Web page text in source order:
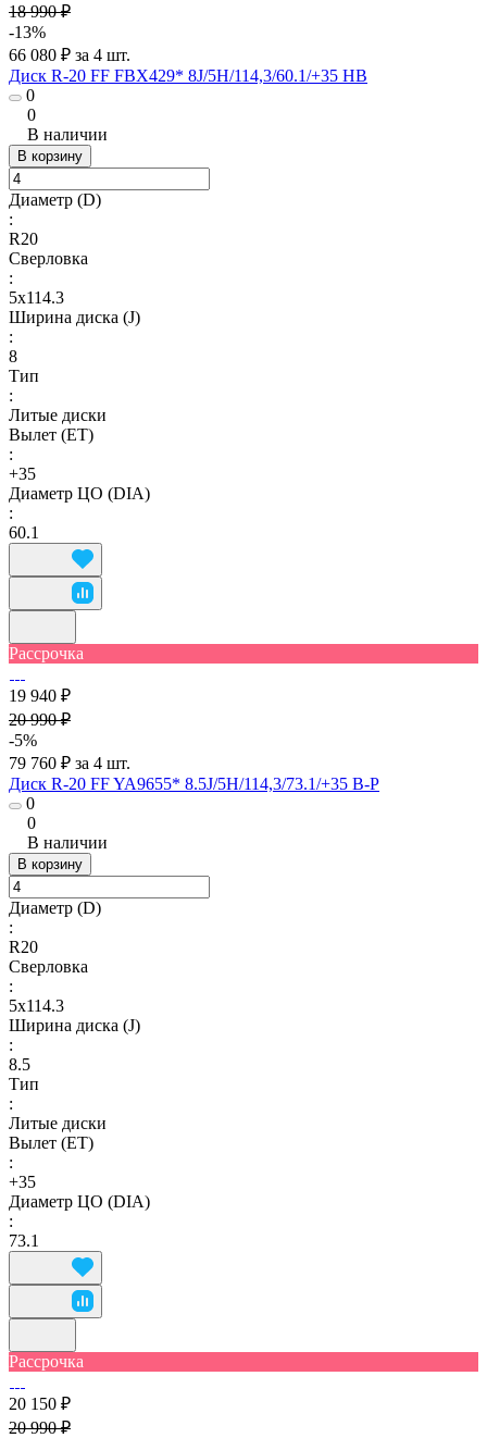
18 990 ₽
-13%
66 080 ₽ за 4 шт.
Диск R-20 FF FBX429* 8J/5H/114,3/60.1/+35 HB
0
0
В наличии
В корзину
Диаметр (D)
:
R20
Сверловка
:
5х114.3
Ширина диска (J)
:
8
Тип
:
Литые диски
Вылет (ET)
:
+35
Диаметр ЦО (DIA)
:
60.1
Рассрочка
19 940 ₽
20 990 ₽
-5%
79 760 ₽ за 4 шт.
Диск R-20 FF YA9655* 8.5J/5H/114,3/73.1/+35 B-P
0
0
В наличии
В корзину
Диаметр (D)
:
R20
Сверловка
:
5х114.3
Ширина диска (J)
:
8.5
Тип
:
Литые диски
Вылет (ET)
:
+35
Диаметр ЦО (DIA)
:
73.1
Рассрочка
20 150 ₽
20 990 ₽